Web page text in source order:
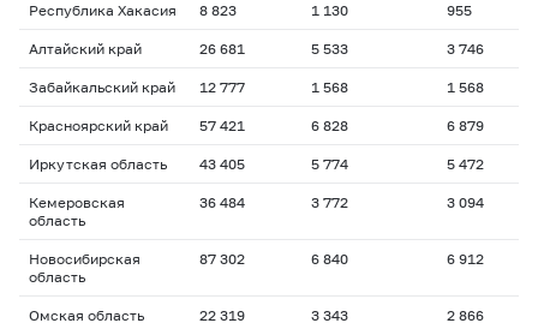
Республика Хакасия 8 823 1 130 955
Алтайский край 26 681 5 533 3 746
Забайкальский край 12 777 1 568 1 568
Красноярский край 57 421 6 828 6 879
Иркутская область 43 405 5 774 5 472
Кемеровская
область
36 484 3 772 3 094
Новосибирская
область
87 302 6 840 6 912
Омская область 22 319 3 343 2 866